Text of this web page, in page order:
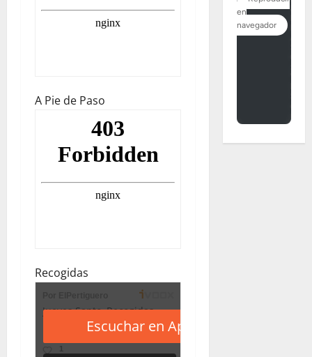
A Pie de Paso
Recogidas